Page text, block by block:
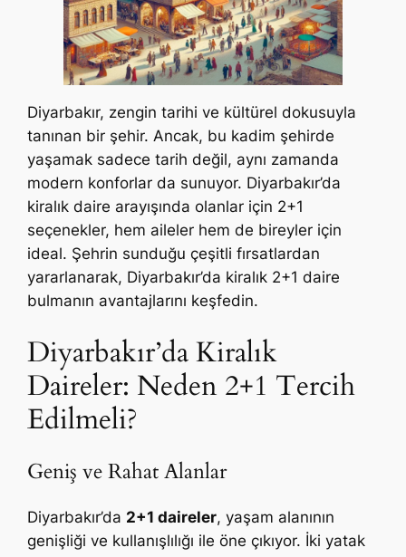
Diyarbakır, zengin tarihi ve kültürel dokusuyla
tanınan bir şehir. Ancak, bu kadim şehirde
yaşamak sadece tarih değil, aynı zamanda
modern konforlar da sunuyor. Diyarbakır’da
kiralık daire arayışında olanlar için 2+1
seçenekler, hem aileler hem de bireyler için
ideal. Şehrin sunduğu çeşitli fırsatlardan
yararlanarak, Diyarbakır’da kiralık 2+1 daire
bulmanın avantajlarını keşfedin.
Diyarbakır’da Kiralık
Daireler: Neden 2+1 Tercih
Edilmeli?
Geniş ve Rahat Alanlar
Diyarbakır’da 2+1 daireler, yaşam alanının
genişliği ve kullanışlılığı ile öne çıkıyor. İki yatak